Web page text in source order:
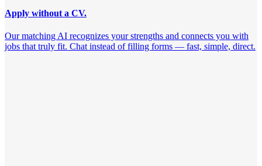
Apply without a CV.
Our matching AI recognizes your strengths and connects you with
jobs that truly fit. Chat instead of filling forms — fast, simple, direct.